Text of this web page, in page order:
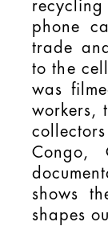
phone
trade
to the
was
workers,
Congo,
shows
shapes